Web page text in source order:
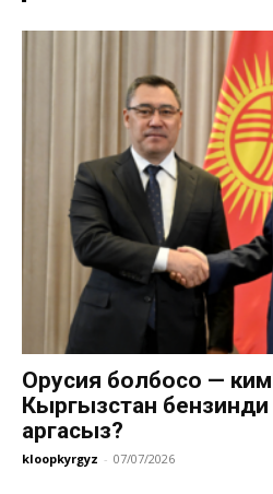
Орусия болбосо —
Кыргызстан бензинди
аргасыз?
kloopkyrgyz - 07/07/2026